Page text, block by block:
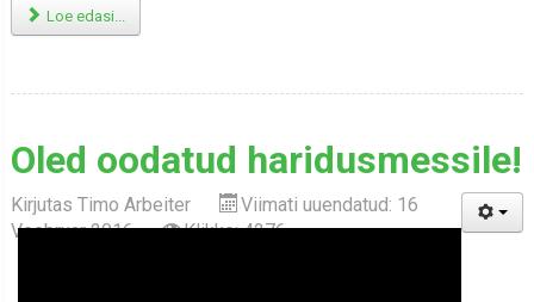
Loe edasi...
Oled oodatud haridusmessile!
Kirjutas Timo Arbeiter
Viimati uuendatud: 16
Veebruar 2016
Klikke: 4276